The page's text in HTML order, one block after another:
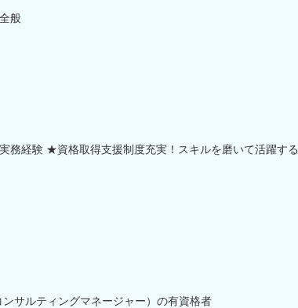
般
務経験 ★資格取得支援制度充実！スキルを磨いて活躍する
サルティングマネージャー）の有資格者